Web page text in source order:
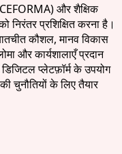
और शैक्षिक
प्रशिक्षित करना है।
कौशल, मानव विकास
और कार्यशालाएँ प्रदान
प्लेटफ़ॉर्म के उपयोग
चुनौतियों के लिए तैयार